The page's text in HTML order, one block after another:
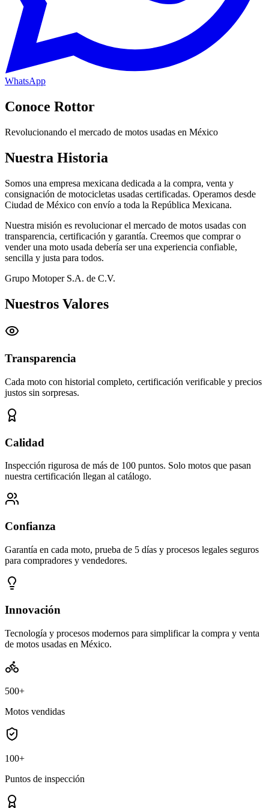
WhatsApp
Conoce Rottor
Revolucionando el mercado de motos usadas en México
Nuestra Historia
Somos una empresa mexicana dedicada a la compra, venta y
consignación de motocicletas usadas certificadas. Operamos desde
Ciudad de México con envío a toda la República Mexicana.
Nuestra misión es revolucionar el mercado de motos usadas con
transparencia, certificación y garantía. Creemos que comprar o
vender una moto usada debería ser una experiencia confiable,
sencilla y justa para todos.
Grupo Motoper S.A. de C.V.
Nuestros Valores
Transparencia
Cada moto con historial completo, certificación verificable y precios
justos sin sorpresas.
Calidad
Inspección rigurosa de más de 100 puntos. Solo motos que pasan
nuestra certificación llegan al catálogo.
Confianza
Garantía en cada moto, prueba de 5 días y procesos legales seguros
para compradores y vendedores.
Innovación
Tecnología y procesos modernos para simplificar la compra y venta
de motos usadas en México.
500+
Motos vendidas
100+
Puntos de inspección